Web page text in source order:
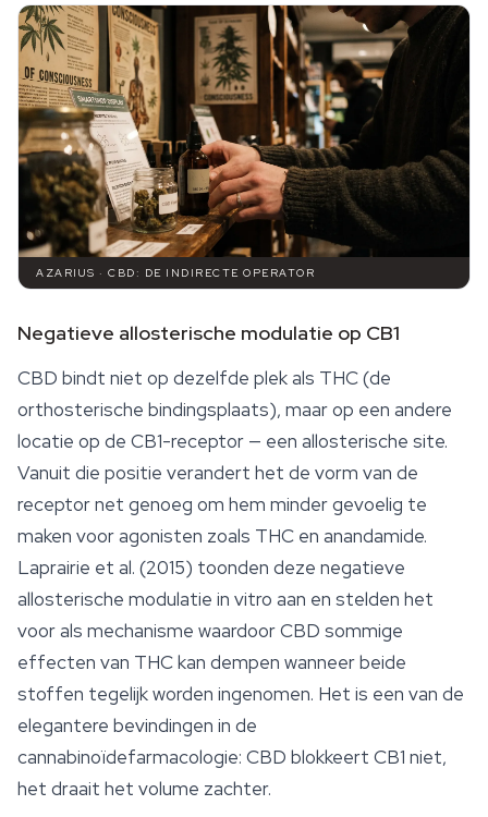
AZARIUS · CBD: DE INDIRECTE OPERATOR
Negatieve allosterische modulatie op CB1
CBD bindt niet op dezelfde plek als THC (de
orthosterische bindingsplaats), maar op een andere
locatie op de CB1-receptor — een allosterische site.
Vanuit die positie verandert het de vorm van de
receptor net genoeg om hem minder gevoelig te
maken voor agonisten zoals THC en anandamide.
Laprairie et al. (2015) toonden deze negatieve
allosterische modulatie in vitro aan en stelden het
voor als mechanisme waardoor CBD sommige
effecten van THC kan dempen wanneer beide
stoffen tegelijk worden ingenomen. Het is een van de
elegantere bevindingen in de
cannabinoïdefarmacologie: CBD blokkeert CB1 niet,
het draait het volume zachter.